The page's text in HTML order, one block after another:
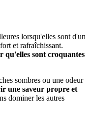
lorsqu'elles sont d'un
et rafraîchissant.
qu'elles sont croquantes
sombres ou une odeur
une saveur propre et
dominer les autres